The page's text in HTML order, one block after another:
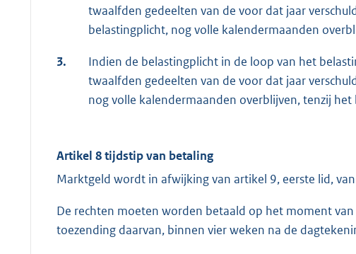
twaalfden gedeelten van de voor dat jaar
belastingplicht, nog volle kalendermaanden
3.
Indien de belastingplicht in de loop van het
twaalfden gedeelten van de voor dat jaar
nog volle kalendermaanden overblijven, tenzij
Artikel 8 tijdstip van betaling
Marktgeld wordt in afwijking van artikel 9, eerste lid,
De rechten moeten worden betaald op het moment
toezending daarvan, binnen vier weken na de